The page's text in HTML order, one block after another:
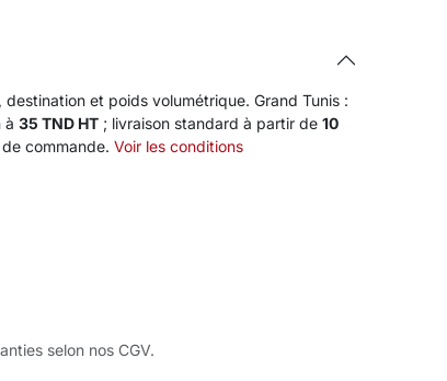
et poids volumétrique. Grand Tunis :
à 35 TND HT ; livraison standard à partir de 10
de commande. Voir les conditions
selon nos CGV.